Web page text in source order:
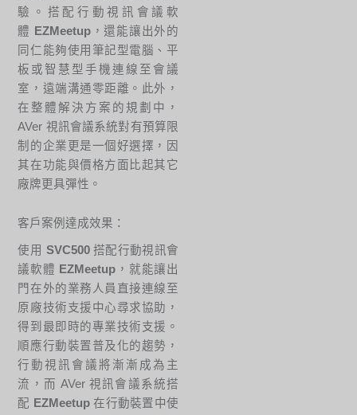
驗。搭配行動視訊會議軟
體
EZMeetup，還能讓出外的
同仁能夠使用筆記型電腦、平
板或智慧型手機連線至會議
室，遠端溝通零距離。此外，
在整體解決方案的規劃中，
AVer 視訊會議系統對有預算限
制的企業更是一個好選擇，因
其在功能與價格方面比起其它
廠牌更具彈性。
客戶案例達成效果：
使用 SVC500搭配行動視訊會
議軟體 EZMeetup ，就能讓出
門在外的業務人員直接連線至
原廠技術支援中心尋求協助，
得到最即時的專業技術支援。
順應行動裝置普及化的趨勢，
行動視訊會議將漸漸成為主
流，而 AVer 視訊會議系統搭
配 EZMeetup在行動裝置中使